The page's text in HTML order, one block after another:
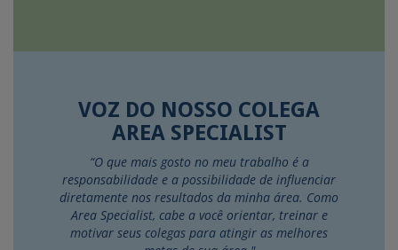
VOZ DO NOSSO COLEGA
AREA SPECIALIST
“O que mais gosto no meu trabalho é a
responsabilidade e a possibilidade de influenciar
diretamente nos resultados da minha área. Como
Area Specialist, cabe a você orientar, treinar e
motivar seus colegas para atingir as melhores